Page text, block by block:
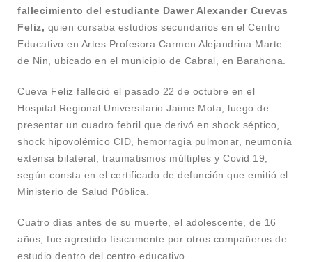
fallecimiento del estudiante Dawer Alexander Cuevas
Feliz, quien cursaba estudios secundarios en el Centro
Educativo en Artes Profesora Carmen Alejandrina Marte
de Nin, ubicado en el municipio de Cabral, en Barahona.
Cueva Feliz falleció el pasado 22 de octubre en el
Hospital Regional Universitario Jaime Mota, luego de
presentar un cuadro febril que derivó en shock séptico,
shock hipovolémico CID, hemorragia pulmonar, neumonía
extensa bilateral, traumatismos múltiples y Covid 19,
según consta en el certificado de defunción que emitió el
Ministerio de Salud Pública.
Cuatro días antes de su muerte, el adolescente, de 16
años, fue agredido físicamente por otros compañeros de
estudio dentro del centro educativo.